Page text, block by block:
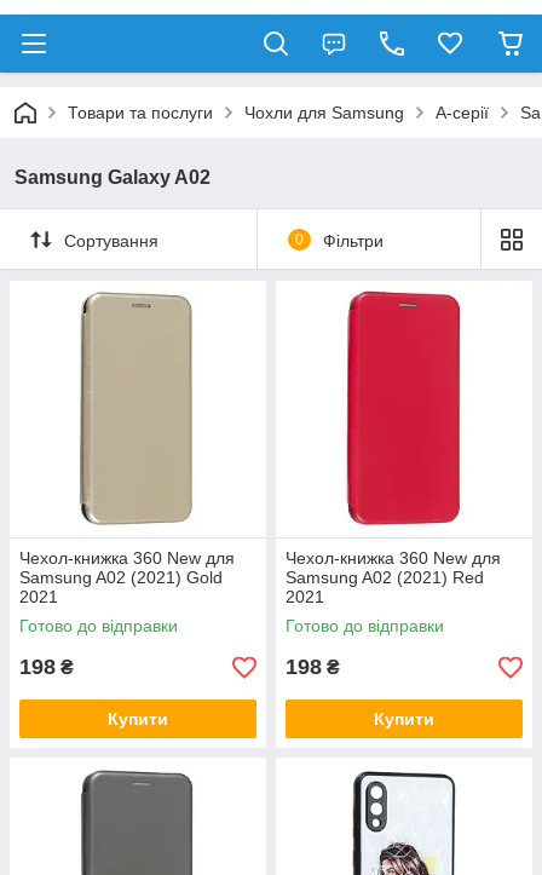
Товари та послуги Чохли для Samsung A-серії
Samsung Galaxy A02
Сортування 0 Фільтри
Чехол-книжка 360 New для
Samsung A02 (2021) Gold
2021
Готово до відправки
198 ₴
Купити
Чехол-книжка 360 New для
Samsung A02 (2021) Red
2021
Готово до відправки
198 ₴
Купити